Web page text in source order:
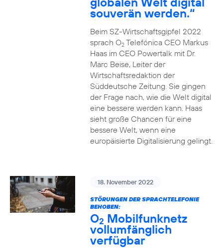
souverän werden.“
Beim SZ-Wirtschaftsgipfel 2022
sprach O2Telefónica CEO Markus
Haas im CEO Powertalk mit Dr.
Marc Beise, Leiter der
Wirtschaftsredaktion der
Süddeutsche Zeitung. Sie gingen
der Frage nach, wie die Welt digital
eine bessere werden kann. Haas
sieht große Chancen für eine
bessere Welt, wenn eine
europäisierte Digitalisierung gelingt.
18. November 2022
STÖRUNGEN DER SPRACHTELEFONIE
BEHOBEN:
O2 Mobilfunknetz
vollumfänglich
verfügbar